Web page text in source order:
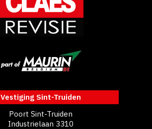
Vestiging Sint-Truiden
Poort Sint-Truiden
Industrielaan 3310